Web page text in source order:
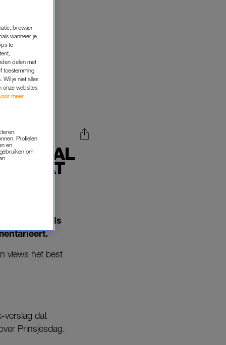
'IK ZAT
met als
views het best
verslag dat
Prinsjesdag.
browser
wanneer je
te
delen met
toestemming
Wil je niet alles
onze websites
meer
Profielen
en
om